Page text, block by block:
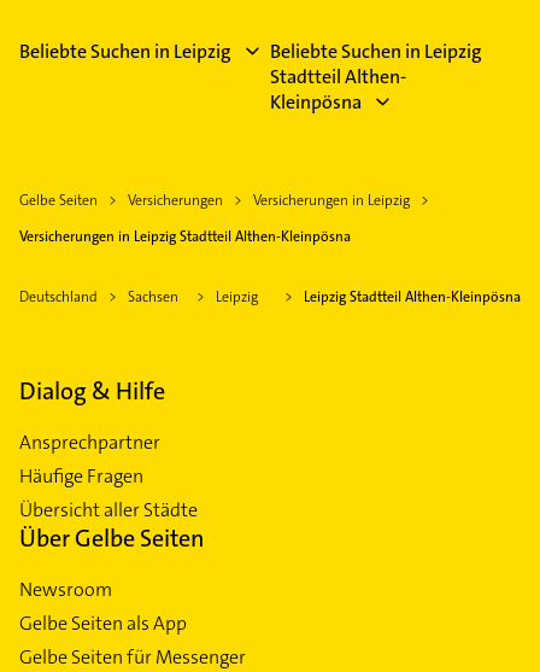
Beliebte Suchen in Leipzig
Beliebte Suchen in Leipzig
Stadtteil Althen-
Kleinpösna
Gelbe Seiten Versicherungen
Versicherungen in Leipzig
Versicherungen in Leipzig Stadtteil Althen-Kleinpösna
Deutschland Sachsen Leipzig Leipzig Stadtteil Althen-Kleinpösna
Dialog & Hilfe
Ansprechpartner
Häufige Fragen
Übersicht aller Städte
Über Gelbe Seiten
Newsroom
Gelbe Seiten als App
Gelbe Seiten für Messenger